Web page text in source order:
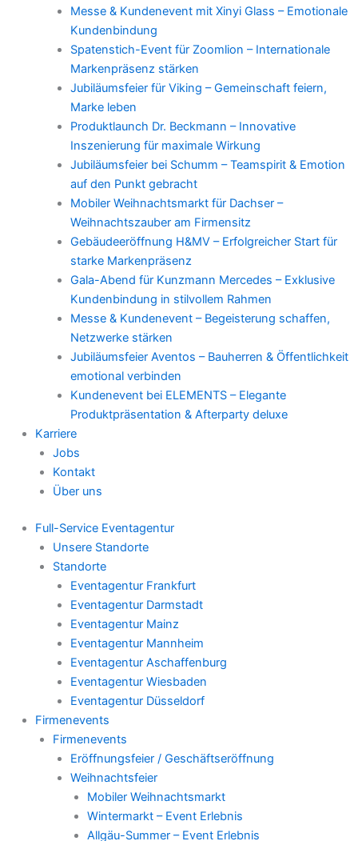
Messe & Kundenevent mit Xinyi Glass – Emotionale
Kundenbindung
Spatenstich-Event für Zoomlion – Internationale
Markenpräsenz stärken
Jubiläumsfeier für Viking – Gemeinschaft feiern,
Marke leben
Produktlaunch Dr. Beckmann – Innovative
Inszenierung für maximale Wirkung
Jubiläumsfeier bei Schumm – Teamspirit & Emotion
auf den Punkt gebracht
Mobiler Weihnachtsmarkt für Dachser –
Weihnachtszauber am Firmensitz
Gebäudeeröffnung H&MV – Erfolgreicher Start für
starke Markenpräsenz
Gala-Abend für Kunzmann Mercedes – Exklusive
Kundenbindung in stilvollem Rahmen
Messe & Kundenevent – Begeisterung schaffen,
Netzwerke stärken
Jubiläumsfeier Aventos – Bauherren & Öffentlichkeit
emotional verbinden
Kundenevent bei ELEMENTS – Elegante
Produktpräsentation & Afterparty deluxe
Karriere
Jobs
Kontakt
Über uns
Full-Service Eventagentur
Unsere Standorte
Standorte
Eventagentur Frankfurt
Eventagentur Darmstadt
Eventagentur Mainz
Eventagentur Mannheim
Eventagentur Aschaffenburg
Eventagentur Wiesbaden
Eventagentur Düsseldorf
Firmenevents
Firmenevents
Eröffnungsfeier / Geschäftseröffnung
Weihnachtsfeier
Mobiler Weihnachtsmarkt
Wintermarkt – Event Erlebnis
Allgäu-Summer – Event Erlebnis